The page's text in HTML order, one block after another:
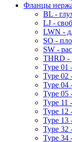
Фланцы
BL -
LJ -
LWN -
SO -
SW -
THRD -
Type 01
Type 02
Type 04
Type 05
Type 11
Type 12
Type 13
Type 32
Type 34